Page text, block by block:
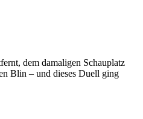
dem damaligen Schauplatz
Blin – und dieses Duell ging